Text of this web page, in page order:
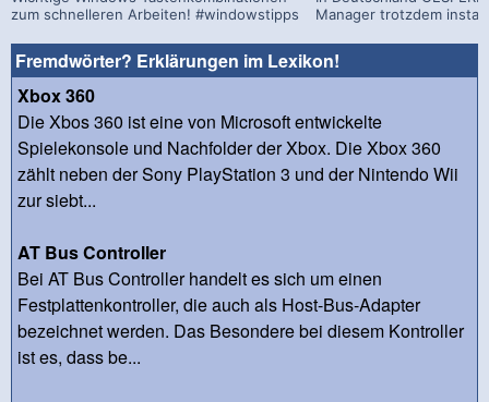
zum schnelleren Arbeiten! #windowstipps
Manager trotzdem
Fremdwörter? Erklärungen im Lexikon!
Xbox 360
Die Xbos 360 ist eine von Microsoft entwickelte
Spielekonsole und Nachfolder der Xbox. Die Xbox 360
zählt neben der Sony PlayStation 3 und der Nintendo Wii
zur siebt...
AT Bus Controller
Bei AT Bus Controller handelt es sich um einen
Festplattenkontroller, die auch als Host-Bus-Adapter
bezeichnet werden. Das Besondere bei diesem Kontroller
ist es, dass be...